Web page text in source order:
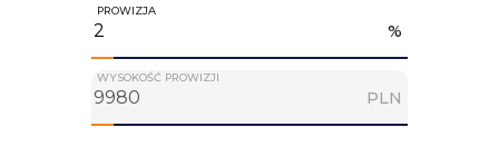
PROWIZJA
%
WYSOKOŚĆ PROWIZJI
PLN